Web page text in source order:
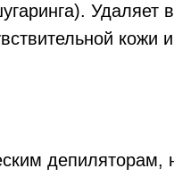
Удаляет
кожи
депиляторам,